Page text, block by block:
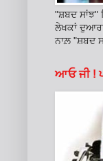
"ਸ਼ਬਦ ਸਾਂਝ"
ਲੇਖਕਾਂ
ਨਾਲ਼ "ਸ਼ਬਦ
ਆਓ ਜੀ !